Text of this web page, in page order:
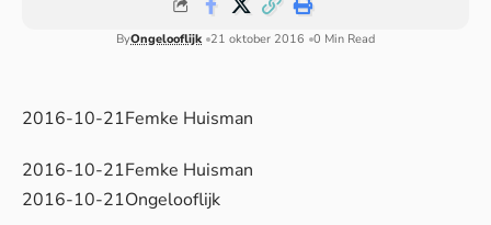
ByOngelooflijk 21 oktober 2016 0 Min Read
2016-10-21Femke Huisman
2016-10-21Femke Huisman
2016-10-21Ongelooflijk